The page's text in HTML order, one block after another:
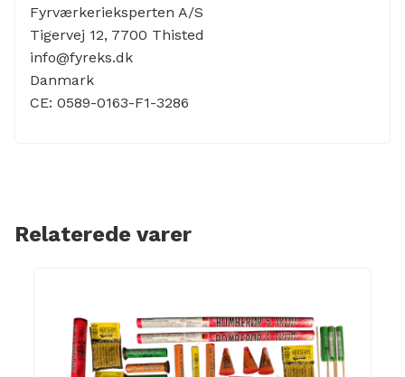
Fyrværkerieksperten A/S
Tigervej 12, 7700 Thisted
info@fyreks.dk
Danmark
CE: 0589-0163-F1-3286
Relaterede varer